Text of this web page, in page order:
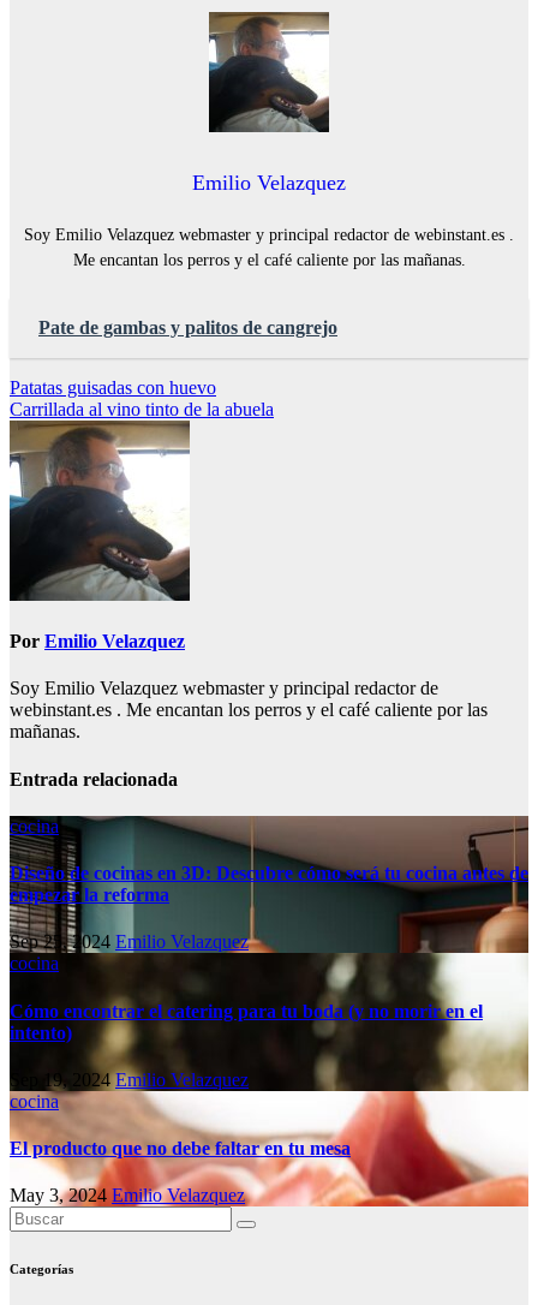
Emilio Velazquez
Soy Emilio Velazquez webmaster y principal redactor de webinstant.es .
Me encantan los perros y el café caliente por las mañanas.
Pate de gambas y palitos de cangrejo
Navegación
de
entradas
Patatas guisadas con huevo
Carrillada al vino tinto de la abuela
Por Emilio Velazquez
Soy Emilio Velazquez webmaster y principal redactor de
webinstant.es . Me encantan los perros y el café caliente por las
mañanas.
Entrada relacionada
cocina
Diseño de cocinas en 3D: Descubre cómo será tu cocina antes de
empezar la reforma
Sep 25, 2024 Emilio Velazquez
cocina
Cómo encontrar el catering para tu boda (y no morir en el
intento)
Sep 19, 2024Emilio Velazquez
cocina
El producto que no debe faltar en tu mesa
May 3, 2024 Emilio Velazquez
Categorías